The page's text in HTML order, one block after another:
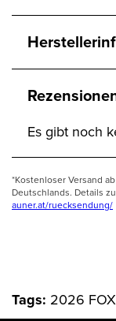
Es gibt noch
*Kostenloser Versand
Deutschlands. Details
auner.at/ruecksendung/
Tags: 2026